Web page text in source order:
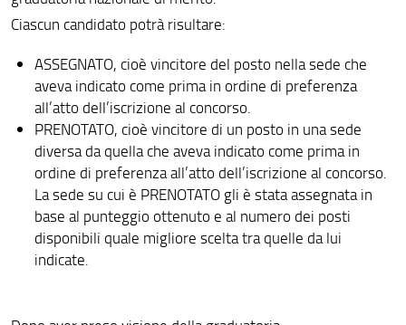
Ciascun candidato potrà risultare:
ASSEGNATO, cioè vincitore del posto nella sede che
aveva indicato come prima in ordine di preferenza
all’atto dell’iscrizione al concorso.
PRENOTATO, cioè vincitore di un posto in una sede
diversa da quella che aveva indicato come prima in
ordine di preferenza all’atto dell’iscrizione al concorso.
La sede su cui è PRENOTATO gli è stata assegnata in
base al punteggio ottenuto e al numero dei posti
disponibili quale migliore scelta tra quelle da lui
indicate.